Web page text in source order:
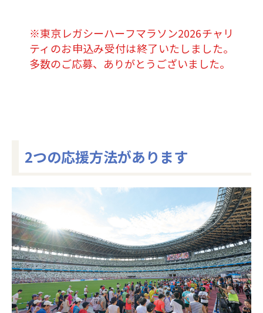
※東京レガシーハーフマラソン2026チャリ
ティのお申込み受付は終了いたしました。
多数のご応募、ありがとうございました。
2つの応援方法があります